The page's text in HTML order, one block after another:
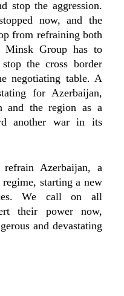
stop the aggression.
now, and the
from refraining both
Minsk Group has to
the cross border
negotiating table. A
for Azerbaijan,
and the region as a
another war in its
Azerbaijan, a
starting a new
We call on all
their power now,
and devastating